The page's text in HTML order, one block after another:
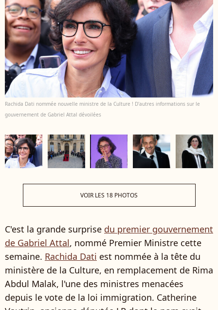
Rachida Dati nommée nouvelle ministre de la Culture ! D'autres informations sur le
gouvernement de Gabriel Attal dévoilées
VOIR LES 18 PHOTOS
C'est la grande surprise du premier gouvernement
de Gabriel Attal, nommé Premier Ministre cette
semaine. Rachida Dati est nommée à la tête du
ministère de la Culture, en remplacement de Rima
Abdul Malak, l'une des ministres menacées
depuis le vote de la loi immigration. Catherine